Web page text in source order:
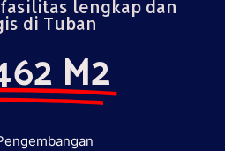
lengkap dan
di Tuban
M2